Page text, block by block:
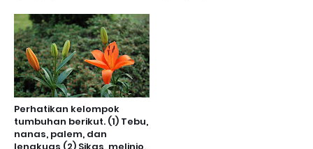
Perhatikan kelompok
tumbuhan berikut. (1) Tebu,
nanas, palem, dan